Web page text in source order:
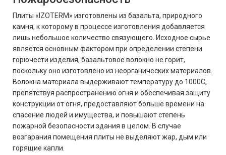
Плиты «IZOTERM» изготовлены из базальта, природного
камня, к которому в процессе изготовления добавляется
лишь небольшое количество связующего. Исходное сырье
является основным фактором при определении степени
горючести изделия, базальтовое волокно не горит,
поскольку оно изготовлено из неорганических материалов.
Волокна материала выдерживают температуру до 1000С,
препятствуя распространению огня и обеспечивая защиту
конструкции от огня, предоставляют больше времени на
спасение людей и имущества, и повышают степень
пожарной безопасности здания в целом. В случае
возгарания помещения плиты не выделяют жар, дым или
горящие капли.